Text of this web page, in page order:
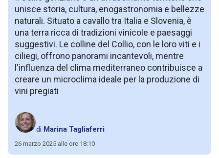
unisce storia, cultura, enogastronomia e bellezze
naturali. Situato a cavallo tra Italia e Slovenia, è
una terra ricca di tradizioni vinicole e paesaggi
suggestivi. Le colline del Collio, con le loro viti e i
ciliegi, offrono panorami incantevoli, mentre
l'influenza del clima mediterraneo contribuisce a
creare un microclima ideale per la produzione di
vini pregiati
di Marina Tagliaferri
26 marzo 2025 alle ore 18:10